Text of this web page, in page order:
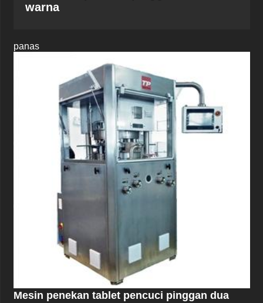
warna
panas
Mesin penekan tablet pencuci pinggan dua